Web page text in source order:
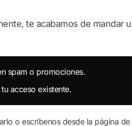
te acabamos de mandar
spam o promociones.
acceso existente.
o escríbenos desde la página